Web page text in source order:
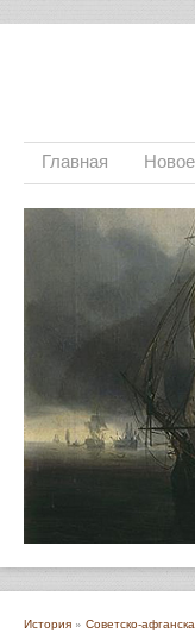
Главная Новое
История » Советско-